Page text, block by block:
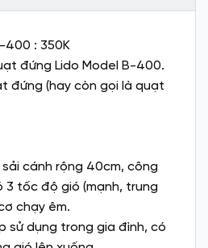
400 : 350K
đứng Lido Model B-400.
đứng (hay còn gọi là quạt
cánh rộng 40cm, công
tốc độ gió (mạnh, trung
chạy êm.
sử dụng trong gia đình, có